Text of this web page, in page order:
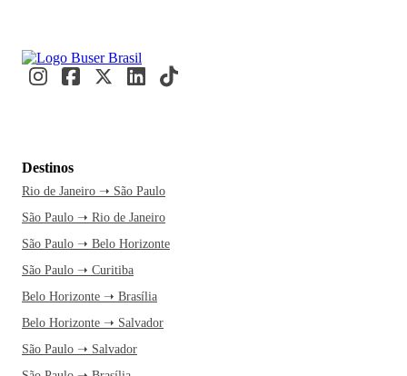
Destinos
Rio de Janeiro ➝ São Paulo
São Paulo ➝ Rio de Janeiro
São Paulo ➝ Belo Horizonte
São Paulo ➝ Curitiba
Belo Horizonte ➝ Brasília
Belo Horizonte ➝ Salvador
São Paulo ➝ Salvador